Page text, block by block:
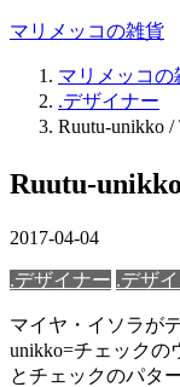
マリメッコの雑貨
マリメッコの
.デザイナー
Ruutu-unikko
Ruutu-
2017-04-04
.デザイナー .デザ
マイヤ・イソラが
unikko=チェックの
とチェックのパタ